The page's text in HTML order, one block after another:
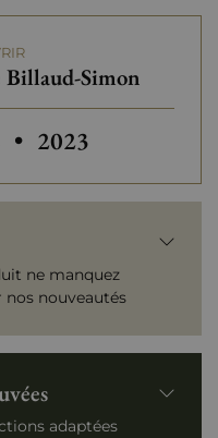
Billaud-Simon
de Billaud-Simon
• Autres
2023
ne manquez
nos nouveautés
adaptées